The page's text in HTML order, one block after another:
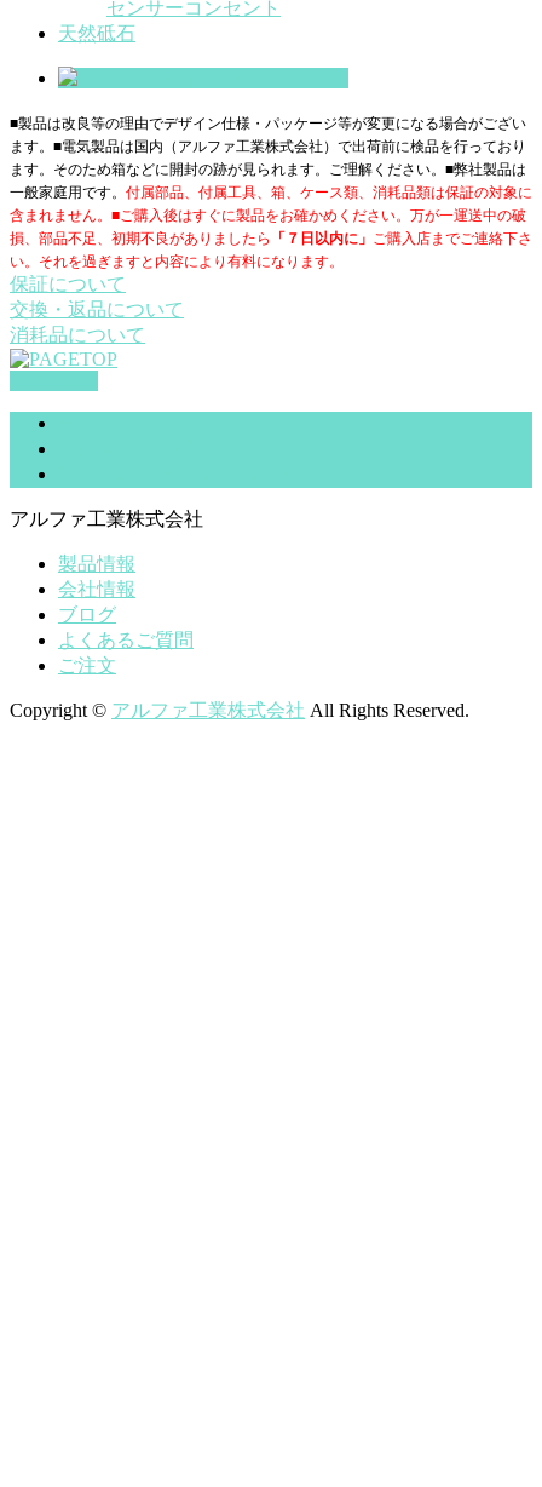
センサーコンセント
天然砥石
■製品は改良等の理由でデザイン仕様・パッケージ等が変更になる場合がござい
ます。■電気製品は国内（アルファ工業株式会社）で出荷前に検品を行っており
ます。そのため箱などに開封の跡が見られます。ご理解ください。■弊社製品は
一般家庭用です。 付属部品、付属工具、箱、ケース類、消耗品類は保証の対象に
含まれません。■ご購入後はすぐに製品をお確かめください。万が一運送中の破
損、部品不足、初期不良がありましたら
「７日以内に」 ご購入店までご連絡下さ
い。それを過ぎますと内容により有料になります。
保証について
交換・返品について
消耗品について
アルファ工業株式会社
製品情報
会社情報
ブログ
よくあるご質問
ご注文
Copyright © アルファ工業株式会社 All Rights Reserved.